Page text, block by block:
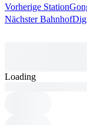
Vorherige Station
Nächster Bahnhof
Loading